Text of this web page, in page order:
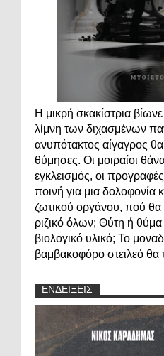
Η μικρή σκακίστρια
λίμνη των διχασμένων
ανυπότακτος αίγαγρος
θύμησες. Οι μοιραίοι
εγκλεισμός, οι
ποινή για μια δολοφονία
ζωτικού οργάνου, πού θα
ριζικό όλων; Θύτη ή
βιολογικό υλικό; Το
βαμβακοφόρο στειλεό θα
ΕΝΔΕΙΞΕΙΣ